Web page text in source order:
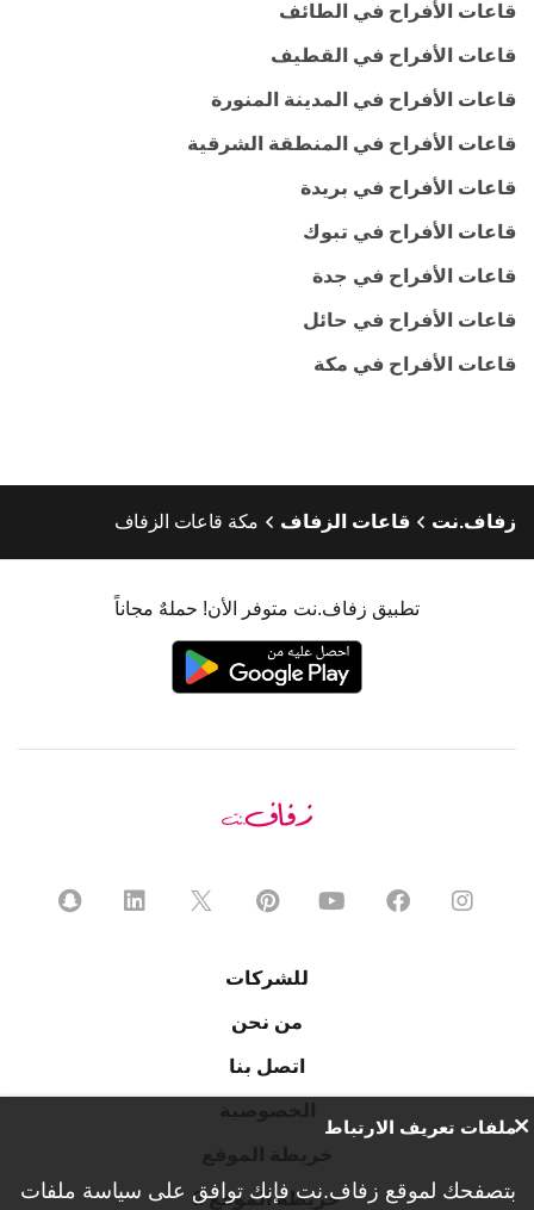
قاعات الأفراح في الطائف
قاعات الأفراح في القطيف
قاعات الأفراح في المدينة المنورة
قاعات الأفراح في المنطقة الشرقية
قاعات الأفراح في بريدة
قاعات الأفراح في تبوك
قاعات الأفراح في جدة
قاعات الأفراح في حائل
قاعات الأفراح في مكة
زفاف.نت قاعات الزفاف مكة قاعات الزفاف
تطبيق زفاف.نت متوفر الأن! حملهٌ مجاناً
للشركات
من نحن
اتصل بنا
خريطة الموقع 2
ملفات تعريف الارتباط
بتصفحك لموقع زفاف.نت فإنك توافق على سياسة ملفات